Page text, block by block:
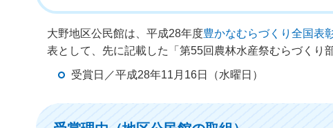
大野地区公民館は、平成28年度豊かなむらづくり全国表
表として、先に記載した「第55回農林水産祭むらづくり
受賞日／平成28年11月16日（水曜日）